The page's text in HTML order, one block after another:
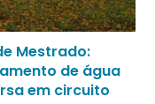
Mestrado:
de água
em circuito